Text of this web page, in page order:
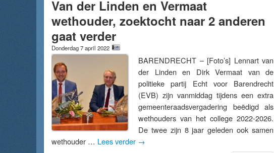
Van der Linden en Vermaat
wethouder, zoektocht naar 2 anderen
gaat verder
Donderdag 7 april 2022
BARENDRECHT – [Foto’s] Lennart van
der Linden en Dirk Vermaat van de
politieke partij Echt voor Barendrecht
(EVB) zijn vanmiddag tijdens een extra
gemeenteraadsvergadering beëdigd als
wethouders van het college 2022-2026.
De twee zijn 8 jaar geleden ook samen
wethouder … Lees verder →